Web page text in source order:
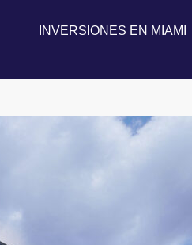
INVERSIONES EN MIAMI